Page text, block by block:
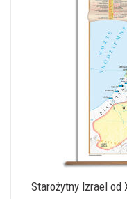
Starożytny Izrael od